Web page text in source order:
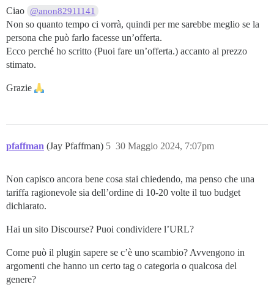
Ciao @anon82911141
Non so quanto tempo ci vorrà, quindi per me sarebbe meglio se la
persona che può farlo facesse un’offerta.
Ecco perché ho scritto (Puoi fare un’offerta.) accanto al prezzo
stimato.
Grazie
pfaffman (Jay Pfaffman) 30 Maggio 2024, 7:07pm
5
Non capisco ancora bene cosa stai chiedendo, ma penso che una
tariffa ragionevole sia dell’ordine di 10-20 volte il tuo budget
dichiarato.
Hai un sito Discourse? Puoi condividere l’URL?
Come può il plugin sapere se c’è uno scambio? Avvengono in
argomenti che hanno un certo tag o categoria o qualcosa del
genere?